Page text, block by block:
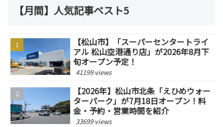
【月間】人気記事ベスト5
【松山市】「スーパーセンタートライ
アル 松山空港通り店」が2026年8月下
旬オープン予定！
41199 views
【2026年】松山市北条「えひめウォー
ターパーク」が7月18日オープン！料
金・予約・営業時間を紹介
33699 views